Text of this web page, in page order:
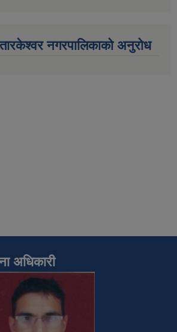
तारकेश्वर नगरपालिकाको अनुरोध
अधिकारी